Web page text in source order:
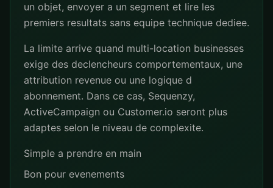
un objet, envoyer a un segment et lire les
premiers resultats sans equipe technique dediee.
La limite arrive quand multi-location businesses
exige des declencheurs comportementaux, une
attribution revenue ou une logique d
abonnement. Dans ce cas, Sequenzy,
ActiveCampaign ou Customer.io seront plus
adaptes selon le niveau de complexite.
Simple a prendre en main
Bon pour evenements